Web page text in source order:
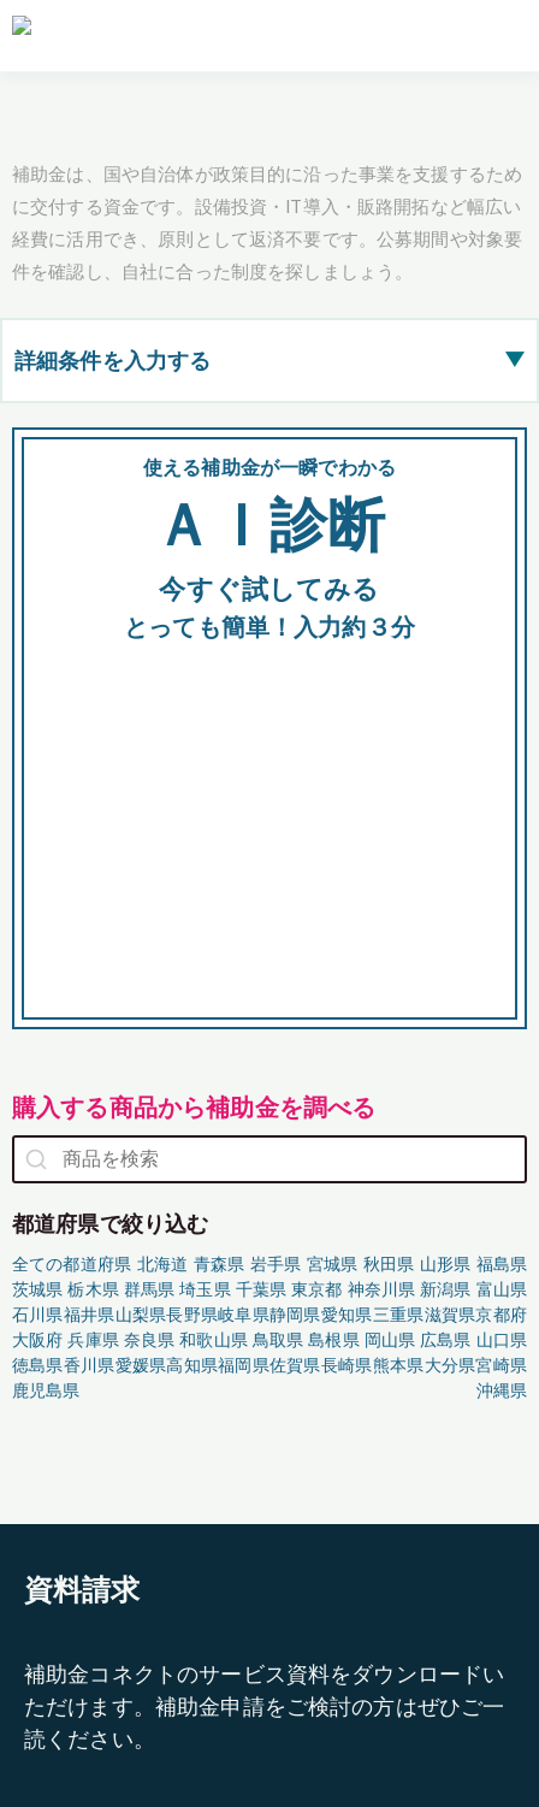
補助金は、国や自治体が政策目的に沿った事業を支援するため
に交付する資金です。設備投資・IT導入・販路開拓など幅広い
経費に活用でき、原則として返済不要です。公募期間や対象要
件を確認し、自社に合った制度を探しましょう。
詳細条件を入力する ▶
都道府県
全国の検索結果を含めて表示
助成金 融資 出資
使える補助金が一瞬でわかる
ＡＩ診断
今すぐ試してみる
とっても簡単！入力約３分
購入する商品から補助金を調べる
都道府県で絞り込む
全ての都道府県 北海道 青森県 岩手県 宮城県 秋田県 山形県 福島県
茨城県 栃木県 群馬県 埼玉県 千葉県 東京都 神奈川県 新潟県 富山県
石川県福井県山梨県長野県岐阜県静岡県愛知県三重県滋賀県京都府
大阪府 兵庫県 奈良県 和歌山県 鳥取県 島根県 岡山県 広島県 山口県
徳島県香川県愛媛県高知県福岡県佐賀県長崎県熊本県大分県宮崎県
鹿児島県
沖縄県
資料請求
補助金コネクトのサービス資料をダウンロードい
ただけます。補助金申請をご検討の方はぜひご一
読ください。